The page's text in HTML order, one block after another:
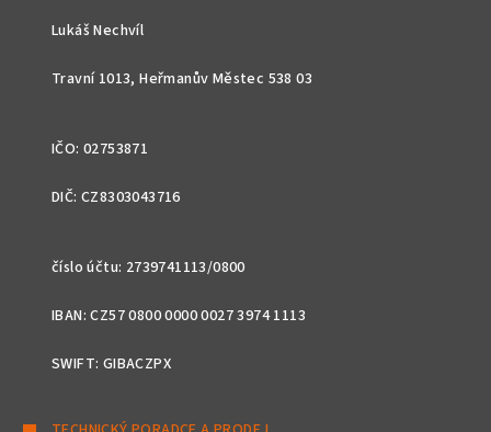
Lukáš Nechvíl
Travní 1013, Heřmanův Městec 538 03
IČO: 02753871
DIČ: CZ8303043716
číslo účtu: 2739741113/0800
IBAN: CZ57 0800 0000 0027 3974 1113
SWIFT: GIBACZPX